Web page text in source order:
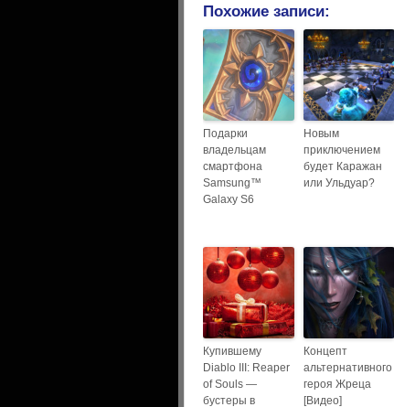
Похожие записи:
Подарки
владельцам
смартфона
Samsung™
Galaxy S6
Новым
приключением
будет Каражан
или Ульдуар?
Купившему
Diablo III: Reaper
of Souls —
бустеры в
Концепт
альтернативного
героя Жреца
[Видео]